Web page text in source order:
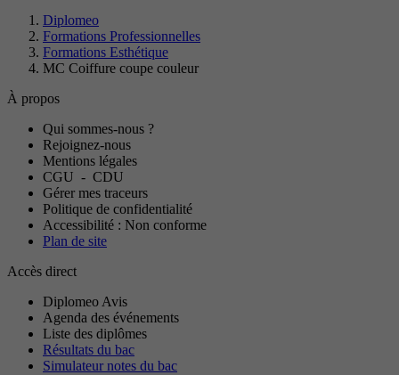
Diplomeo
Formations Professionnelles
Formations Esthétique
MC Coiffure coupe couleur
À propos
Qui sommes-nous ?
Rejoignez-nous
Mentions légales
CGU - CDU
Gérer mes traceurs
Politique de confidentialité
Accessibilité : Non conforme
Plan de site
Accès direct
Diplomeo Avis
Agenda des événements
Liste des diplômes
Résultats du bac
Simulateur notes du bac